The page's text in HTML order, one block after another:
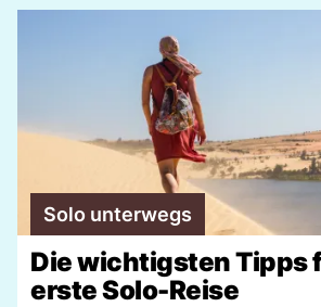
Solo unterwegs
Die wichtigsten Tipps
erste Solo-Reise